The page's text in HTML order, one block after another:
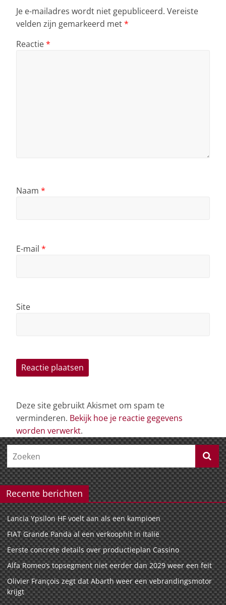
Je e-mailadres wordt niet gepubliceerd. Vereiste
velden zijn gemarkeerd met*
Reactie*
Naam *
E-mail *
Site
Deze site gebruikt Akismet om spam te
verminderen. Bekijk hoe je reactie gegevens
worden verwerkt.
Recente berichten
Lancia Ypsilon HF voelt aan als een kampioen
FIAT Grande Panda al een verkoophit in Italië
Eerste concrete details over productieplan Cassino
Alfa Romeo’s topsegment niet eerder dan 2029 weer een feit
Olivier François zegt dat Abarth weer een vebrandingsmotor
krijgt